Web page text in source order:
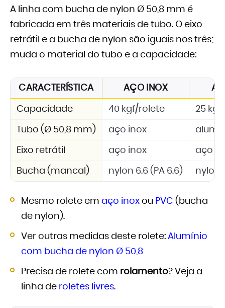
A linha com bucha de nylon Ø 50,8 mm é
fabricada em três materiais de tubo. O eixo
retrátil e a bucha de nylon são iguais nos três;
muda o material do tubo e a capacidade:
CARACTERÍSTICA AÇO INOX
Capacidade 40 kgf/rolete 25
Tubo (Ø 50,8 mm) aço inox
Eixo retrátil aço inox aço
Bucha (mancal) nylon 6.6 (PA 6.6) nylon
Mesmo rolete em aço inox ou PVC (bucha
de nylon).
Ver outras medidas deste rolete: Alumínio
com bucha de nylon Ø 50,8
Precisa de rolete com rolamento? Veja a
linha de roletes livres.